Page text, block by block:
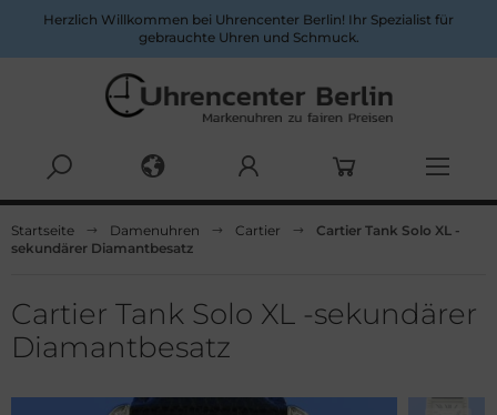
Herzlich Willkommen bei Uhrencenter Berlin! Ihr Spezialist für
gebrauchte Uhren und Schmuck.
Startseite Damenuhren Cartier
Cartier Tank Solo XL -
sekundärer Diamantbesatz
Cartier Tank Solo XL -sekundärer
Diamantbesatz
Alles anzeigen aus Uhren nach Marken
& Mercier
Alles anzeigen aus Herrenuhren
& Mercier